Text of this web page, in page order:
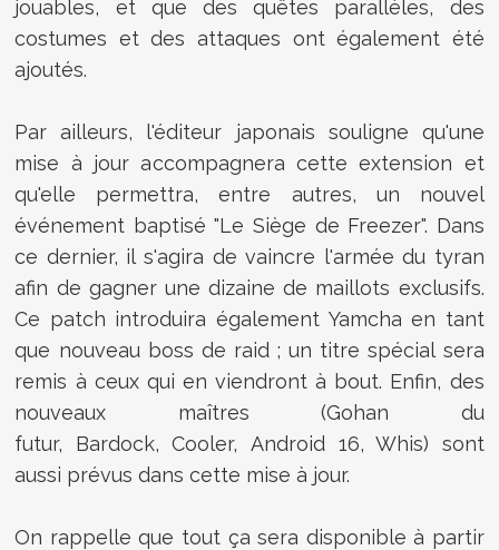
jouables, et que des quêtes parallèles, des
costumes et des attaques ont également été
ajoutés.
Par ailleurs, l'éditeur japonais souligne qu'une
mise à jour accompagnera cette extension et
qu'elle permettra, entre autres, un nouvel
événement baptisé "Le Siège de Freezer". Dans
ce dernier, il s'agira de vaincre l'armée du tyran
afin de gagner une dizaine de maillots exclusifs.
Ce patch introduira également Yamcha en tant
que nouveau boss de raid ; un titre spécial sera
remis à ceux qui en viendront à bout. Enfin, des
nouveaux maîtres (Gohan du
futur, Bardock, Cooler, Android 16, Whis) sont
aussi prévus dans cette mise à jour.
On rappelle que tout ça sera disponible à partir